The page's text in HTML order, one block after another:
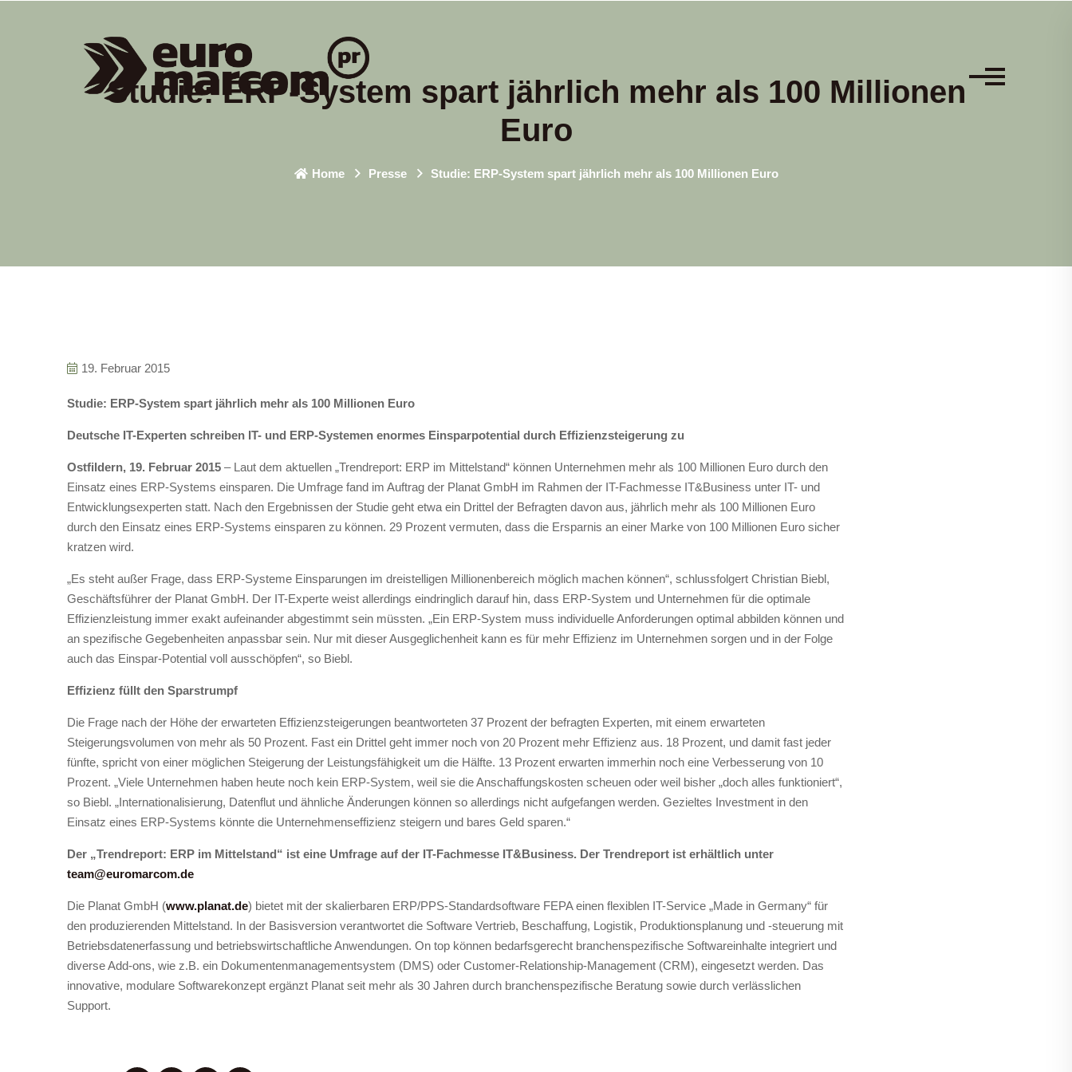
Studie: ERP-System spart jährlich mehr als 100 Millionen
Euro
Home Presse Studie: ERP-System spart jährlich mehr als 100 Millionen Euro
19. Februar 2015
Studie: ERP-System spart jährlich mehr als 100 Millionen Euro
Deutsche IT-Experten schreiben IT- und ERP-Systemen enormes Einsparpotential durch Effizienzsteigerung zu
Ostfildern, 19. Februar 2015 – Laut dem aktuellen „Trendreport: ERP im Mittelstand“ können Unternehmen mehr als 100 Millionen Euro durch den
Einsatz eines ERP-Systems einsparen. Die Umfrage fand im Auftrag der Planat GmbH im Rahmen der IT-Fachmesse IT&Business unter IT- und
Entwicklungsexperten statt. Nach den Ergebnissen der Studie geht etwa ein Drittel der Befragten davon aus, jährlich mehr als 100 Millionen Euro
durch den Einsatz eines ERP-Systems einsparen zu können. 29 Prozent vermuten, dass die Ersparnis an einer Marke von 100 Millionen Euro sicher
kratzen wird.
„Es steht außer Frage, dass ERP-Systeme Einsparungen im dreistelligen Millionenbereich möglich machen können“, schlussfolgert Christian Biebl,
Geschäftsführer der Planat GmbH. Der IT-Experte weist allerdings eindringlich darauf hin, dass ERP-System und Unternehmen für die optimale
Effizienzleistung immer exakt aufeinander abgestimmt sein müssten. „Ein ERP-System muss individuelle Anforderungen optimal abbilden können und
an spezifische Gegebenheiten anpassbar sein. Nur mit dieser Ausgeglichenheit kann es für mehr Effizienz im Unternehmen sorgen und in der Folge
auch das Einspar-Potential voll ausschöpfen“, so Biebl.
Effizienz füllt den Sparstrumpf
Die Frage nach der Höhe der erwarteten Effizienzsteigerungen beantworteten 37 Prozent der befragten Experten, mit einem erwarteten
Steigerungsvolumen von mehr als 50 Prozent. Fast ein Drittel geht immer noch von 20 Prozent mehr Effizienz aus. 18 Prozent, und damit fast jeder
fünfte, spricht von einer möglichen Steigerung der Leistungsfähigkeit um die Hälfte. 13 Prozent erwarten immerhin noch eine Verbesserung von 10
Prozent. „Viele Unternehmen haben heute noch kein ERP-System, weil sie die Anschaffungskosten scheuen oder weil bisher „doch alles funktioniert“,
so Biebl. „Internationalisierung, Datenflut und ähnliche Änderungen können so allerdings nicht aufgefangen werden. Gezieltes Investment in den
Einsatz eines ERP-Systems könnte die Unternehmenseffizienz steigern und bares Geld sparen.“
Der „Trendreport: ERP im Mittelstand“ ist eine Umfrage auf der IT-Fachmesse IT&Business. Der Trendreport ist erhältlich unter
team@euromarcom.de
Die Planat GmbH (www.planat.de) bietet mit der skalierbaren ERP/PPS-Standardsoftware FEPA einen flexiblen IT-Service „Made in Germany“ für
den produzierenden Mittelstand. In der Basisversion verantwortet die Software Vertrieb, Beschaffung, Logistik, Produktionsplanung und -steuerung mit
Betriebsdatenerfassung und betriebswirtschaftliche Anwendungen. On top können bedarfsgerecht branchenspezifische Softwareinhalte integriert und
diverse Add-ons, wie z.B. ein Dokumentenmanagementsystem (DMS) oder Customer-Relationship-Management (CRM), eingesetzt werden. Das
innovative, modulare Softwarekonzept ergänzt Planat seit mehr als 30 Jahren durch branchenspezifische Beratung sowie durch verlässlichen
Support.